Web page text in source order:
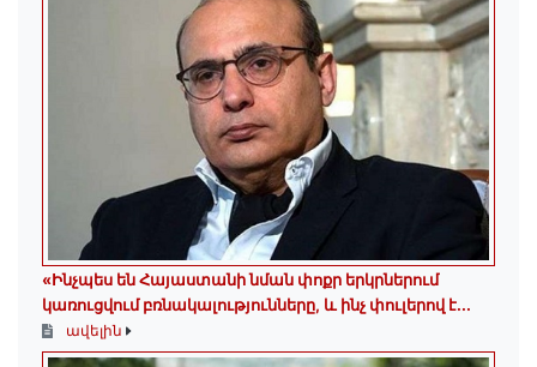
«Ինչպես են Հայաստանի նման փոքր երկրներում
կառուցվում բռնակալությունները, և ինչ փուլերով է...
ավելին